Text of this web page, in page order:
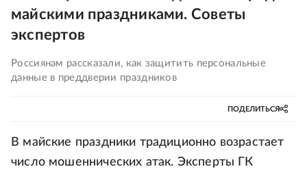
майскими праздниками. Советы
экспертов
Россиянам рассказали, как защитить персональные
данные в преддверии праздников
ПОДЕЛИТЬСЯ
В майские праздники традиционно возрастает
число мошеннических атак. Эксперты ГК